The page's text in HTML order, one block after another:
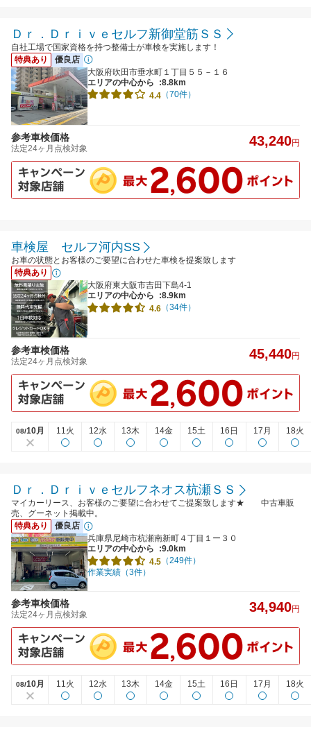
Ｄｒ．Ｄｒｉｖｅセルフ新御堂筋ＳＳ
自社工場で国家資格を持つ整備士が車検を実施します！
特典あり
優良店
大阪府吹田市垂水町１丁目５５－１６
エリアの中心から
:8.8km
4.4 （70件）
参考車検価格
法定24ヶ月点検対象 43,240円
車検屋 セルフ河内SS
お車の状態とお客様のご要望に合わせた車検を提案致します
特典あり
大阪府東大阪市吉田下島4-1
エリアの中心から
:8.9km
4.6 （34件）
参考車検価格
法定24ヶ月点検対象 45,440円
08/10月 11火 12水 13木 14金 15土 16日 17月 18火
Ｄｒ．Ｄｒｉｖｅセルフネオス杭瀬ＳＳ
マイカーリース、お客様のご要望に合わせてご提案致します★ 中古車販
売、グーネット掲載中。
特典あり
優良店
兵庫県尼崎市杭瀬南新町４丁目１ー３０
エリアの中心から
:9.0km
4.5 （249件）
作業実績（3件）
参考車検価格
法定24ヶ月点検対象 34,940円
08/10月 11火 12水 13木 14金 15土 16日 17月 18火